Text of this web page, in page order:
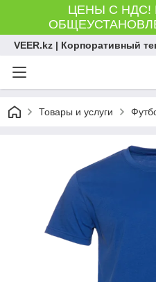
ЦЕНЫ С НДС!
VEER.kz | Корпоративный
Товары и услуги